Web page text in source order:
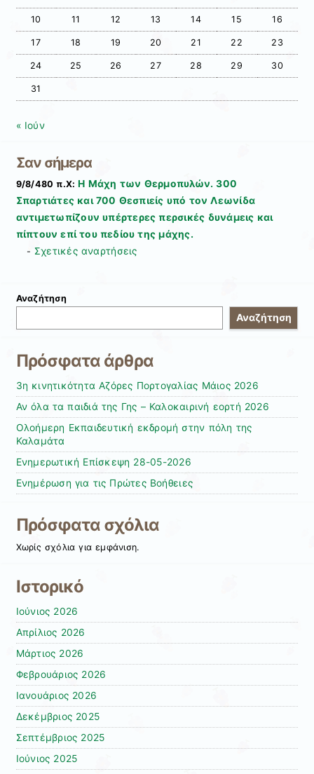
10 11 12 13 14 15 16
17 18 19 20 21 22 23
24 25 26 27 28 29 30
31
« Ιούν
Σαν σήμερα
9/8/480 π.Χ:Η Μάχη των Θερμοπυλών. 300
Σπαρτιάτες και 700 Θεσπιείς υπό τον Λεωνίδα
αντιμετωπίζουν υπέρτερες περσικές δυνάμεις και
πίπτουν επί του πεδίου της μάχης.
- Σχετικές αναρτήσεις
Αναζήτηση
Αναζήτηση
Πρόσφατα άρθρα
3η κινητικότητα Αζόρες Πορτογαλίας Μάιος 2026
Αν όλα τα παιδιά της Γης – Καλοκαιρινή εορτή 2026
Ολοήμερη Εκπαιδευτική εκδρομή στην πόλη της
Καλαμάτα
Ενημερωτική Επίσκεψη 28-05-2026
Ενημέρωση για τις Πρώτες Βοήθειες
Πρόσφατα σχόλια
Χωρίς σχόλια για εμφάνιση.
Ιστορικό
Ιούνιος 2026
Απρίλιος 2026
Μάρτιος 2026
Φεβρουάριος 2026
Ιανουάριος 2026
Δεκέμβριος 2025
Σεπτέμβριος 2025
Ιούνιος 2025